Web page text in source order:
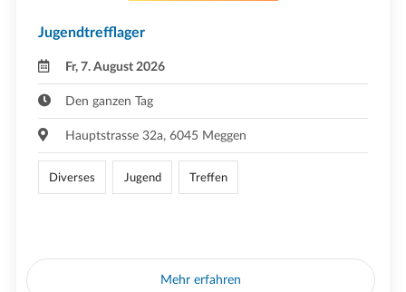
Jugendtrefflager
Fr, 7. August 2026
Den ganzen Tag
Hauptstrasse 32a, 6045 Meggen
Diverses Jugend Treffen
Mehr erfahren